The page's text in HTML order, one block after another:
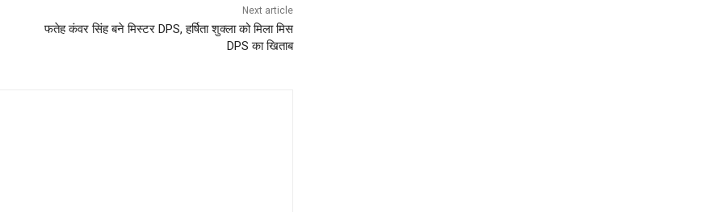
Next article
फतेह कंवर सिंह बने मिस्टर DPS, हर्षिता शुक्ला को मिला मिस
DPS का खिताब